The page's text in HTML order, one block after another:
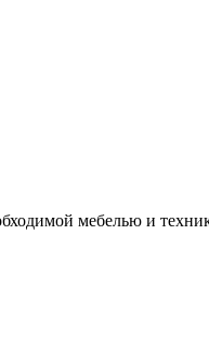
мебелью и